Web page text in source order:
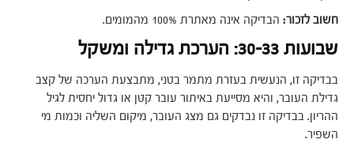
חשוב לזכור: הבדיקה אינה מאתרת 100% מהמומים.
שבועות 30-33: הערכת גדילה ומשקל
בבדיקה זו, הנעשית בעזרת מתמר בטני, מתבצעת הערכה של קצב
גדילת העובר, והיא מסייעת באיתור עובר קטן או גדול יחסית לגיל
ההריון. בבדיקה זו נבדקים גם מצג העובר, מיקום השליה וכמות מי
השפיר.